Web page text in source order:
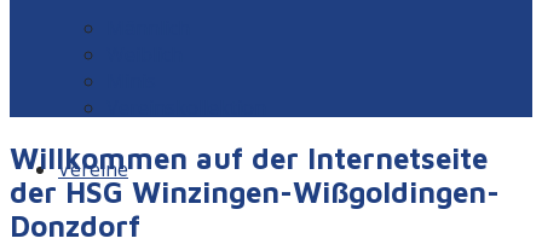
Vereine
Willkommen auf der Internetseite
der HSG Winzingen-Wißgoldingen-
Donzdorf